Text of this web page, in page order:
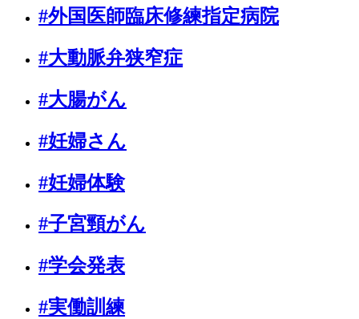
#外国医師臨床修練指定病院
#大動脈弁狭窄症
#大腸がん
#妊婦さん
#妊婦体験
#子宮頸がん
#学会発表
#実働訓練